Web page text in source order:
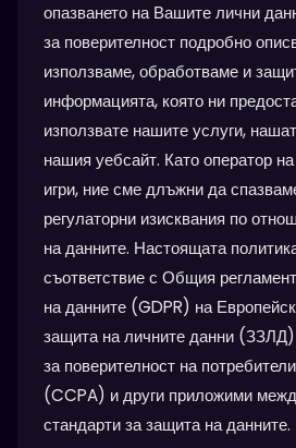
опазването на Вашите лични
за поверителност подробно
използваме, обработваме и
информацията, която ни
използвате нашите услуги,
нашия уебсайт. Като оператор
игри, ние сме длъжни да
регулаторни изисквания по
на данните. Настоящата
съответствие с Общия
на данните (GDPR) на
защита на личните данни
за поверителност на
(CCPA) и други приложими
стандарти за защита на данните.